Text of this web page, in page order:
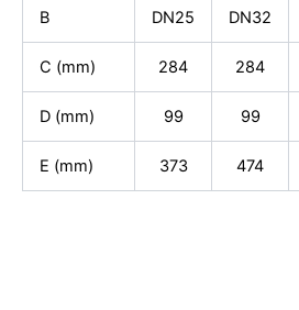
B DN25 DN32
C (mm) 284 284
D (mm) 99 99
E (mm) 373 474